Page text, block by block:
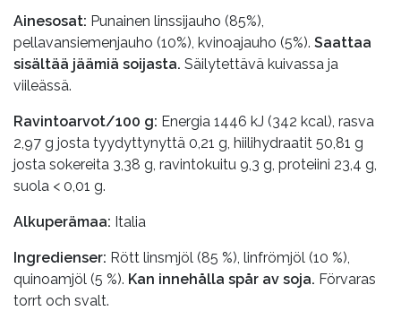
Ainesosat: Punainen linssijauho (85%),
pellavansiemenjauho (10%), kvinoajauho (5%). Saattaa
sisältää jäämiä soijasta. Säilytettävä kuivassa ja
viileässä.
Ravintoarvot/100 g: Energia 1446 kJ (342 kcal), rasva
2,97 g josta tyydyttynyttä 0,21 g, hiilihydraatit 50,81 g
josta sokereita 3,38 g, ravintokuitu 9,3 g, proteiini 23,4 g,
suola < 0,01 g.
Alkuperämaa: Italia
Ingredienser: Rött linsmjöl (85 %), linfrömjöl (10 %),
quinoamjöl (5 %). Kan innehålla spår av soja. Förvaras
torrt och svalt.